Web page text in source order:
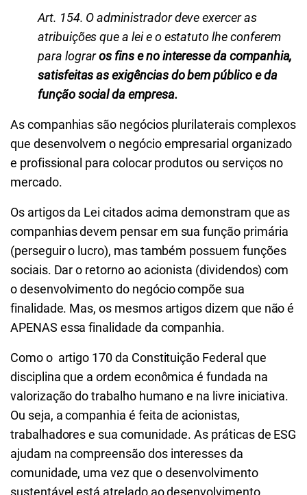
Art. 154. O administrador deve exercer as
atribuições que a lei e o estatuto lhe conferem
para lograros fins e no interesse da companhia,
satisfeitas as exigências do bem público e da
função social da empresa.
As companhias são negócios plurilaterais complexos
que desenvolvem o negócio empresarial organizado
e profissional para colocar produtos ou serviços no
mercado.
Os artigos da Lei citados acima demonstram que as
companhias devem pensar em sua função primária
(perseguir o lucro), mas também possuem funções
sociais. Dar o retorno ao acionista (dividendos) com
o desenvolvimento do negócio compõe sua
finalidade. Mas, os mesmos artigos dizem que não é
APENAS essa finalidade da companhia.
Como o artigo 170 da Constituição Federal que
disciplina que a ordem econômica é fundada na
valorização do trabalho humano e na livre iniciativa.
Ou seja, a companhia é feita de acionistas,
trabalhadores e sua comunidade. As práticas de ESG
ajudam na compreensão dos interesses da
comunidade, uma vez que o desenvolvimento
sustentável está atrelado ao desenvolvimento